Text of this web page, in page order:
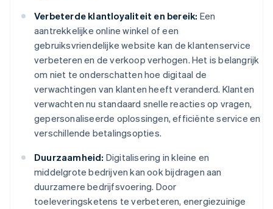
Verbeterde klantloyaliteit en bereik: Een
aantrekkelijke online winkel of een
gebruiksvriendelijke website kan de klantenservice
verbeteren en de verkoop verhogen. Het is belangrijk
om niet te onderschatten hoe digitaal de
verwachtingen van klanten heeft veranderd. Klanten
verwachten nu standaard snelle reacties op vragen,
gepersonaliseerde oplossingen, efficiënte service en
verschillende betalingsopties.
Duurzaamheid: Digitalisering in kleine en
middelgrote bedrijven kan ook bijdragen aan
duurzamere bedrijfsvoering. Door
toeleveringsketens te verbeteren, energiezuinige